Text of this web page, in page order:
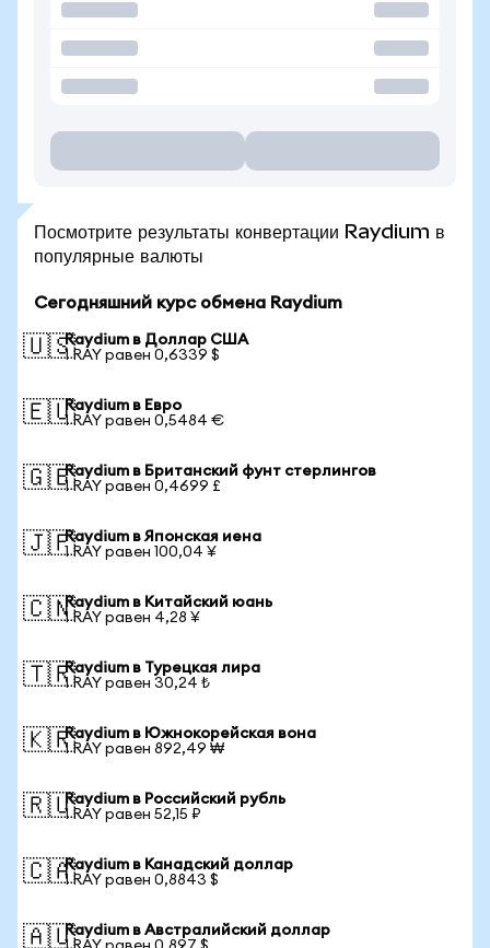
Посмотрите результаты конвертации Raydium в
популярные валюты
Сегодняшний курс обмена Raydium
🇺🇸Raydium в Доллар США
1 RAY равен 0,6339 $
🇪🇺Raydium в Евро
1 RAY равен 0,5484 €
🇬🇧Raydium в Британский фунт стерлингов
1 RAY равен 0,4699 £
🇯🇵Raydium в Японская иена
1 RAY равен 100,04 ¥
🇨🇳Raydium в Китайский юань
1 RAY равен 4,28 ¥
🇹🇷Raydium в Турецкая лира
1 RAY равен 30,24 ₺
🇰🇷Raydium в Южнокорейская вона
1 RAY равен 892,49 ₩
🇷🇺Raydium в Российский рубль
1 RAY равен 52,15 ₽
🇨🇦Raydium в Канадский доллар
1 RAY равен 0,8843 $
🇦🇺Raydium в Австралийский доллар